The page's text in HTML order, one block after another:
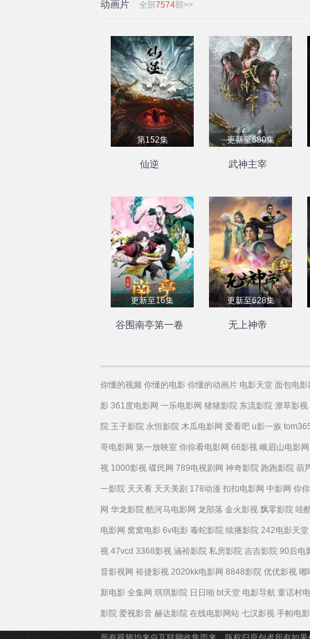
动画片 全部7574部>>
第152集
仙逆
更新至680集
武神主宰
更新至16集
谷围南亭第一卷
更新至628集
无上神帝
你懂的视频 你懂的电影 你懂的动画片 电影天堂 面包电影
影 361度电影网 一乐电影网 猪猪影院 东流影院 潦草影视
院 王子影院 永恒影院 木瓜电影网 爱看吧 u影一族
哥电影网 第一放映室 你你看电影网 66影视 峨眉山电影网
视 1000影视 碟民网 789电视剧网 神奇影院 跑跑影院 葫
一影院 天天看 天天美剧 178动漫 扣扣电影网 中影网 你
网 华龙影院 酷河马电影网 龙部落 金火影视 飘零影院 哇
电影网 窝窝电影 6v电影 毒蛇影院 续播影院 242电影天堂
视 47vcd 3368影视 涵裕影院 私房影院 吉吉影院 90后电
音影视网 裕捷影视 2020kk电影网 8848影院 优优影视 嘟
新电影 全集网 琪琪影院 日日啪 bt天堂 电影导航 童话村
影院 爱视影音 赫达影院 在线电影网站 七汉影视 手帕电